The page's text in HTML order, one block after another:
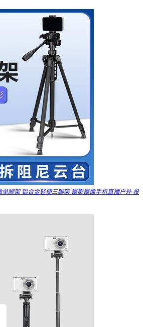
单脚架 铝合金轻便三脚架 摄影摄像手机直播户外 投